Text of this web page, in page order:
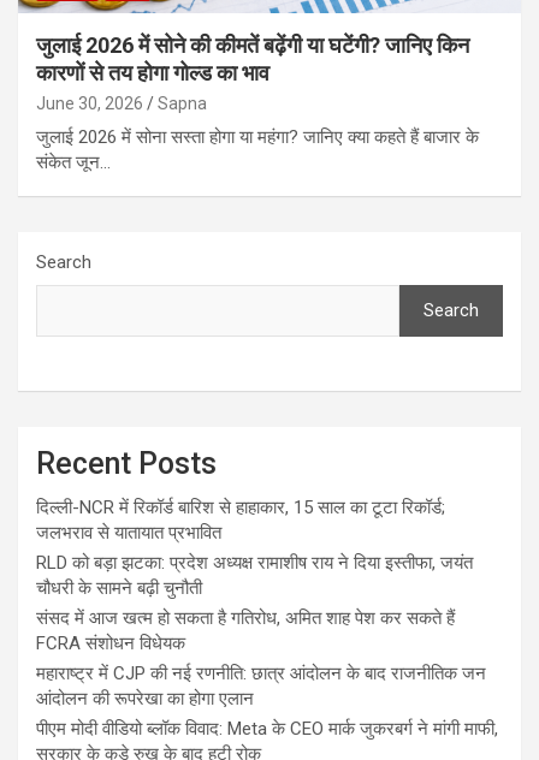
जुलाई 2026 में सोने की कीमतें बढ़ेंगी या घटेंगी? जानिए किन
कारणों से तय होगा गोल्ड का भाव
June 30, 2026 Sapna
जुलाई 2026 में सोना सस्ता होगा या महंगा? जानिए क्या कहते हैं बाजार के
संकेत जून…
Search
Search
Recent Posts
दिल्ली-NCR में रिकॉर्ड बारिश से हाहाकार, 15 साल का टूटा रिकॉर्ड;
जलभराव से यातायात प्रभावित
RLD को बड़ा झटका: प्रदेश अध्यक्ष रामाशीष राय ने दिया इस्तीफा, जयंत
चौधरी के सामने बढ़ी चुनौती
संसद में आज खत्म हो सकता है गतिरोध, अमित शाह पेश कर सकते हैं
FCRA संशोधन विधेयक
महाराष्ट्र में CJP की नई रणनीति: छात्र आंदोलन के बाद राजनीतिक जन
आंदोलन की रूपरेखा का होगा एलान
पीएम मोदी वीडियो ब्लॉक विवाद: Meta के CEO मार्क जुकरबर्ग ने मांगी माफी,
सरकार के कड़े रुख के बाद हटी रोक